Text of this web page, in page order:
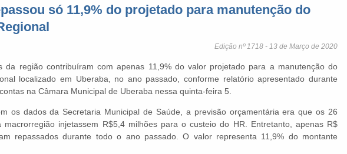
só 11,9% do projetado para manutenção do
Edição nº 1718 - 13 de Março de 2020
da região contribuíram com apenas 11,9% do valor projetado para a manutenção do
localizado em Uberaba, no ano passado, conforme relatório apresentado durante
na Câmara Municipal de Uberaba nessa quinta-feira 5.
os dados da Secretaria Municipal de Saúde, a previsão orçamentária era que os 26
macrorregião injetassem R$5,4 milhões para o custeio do HR. Entretanto, apenas R$
repassados durante todo o ano passado. O valor representa 11,9% do montante